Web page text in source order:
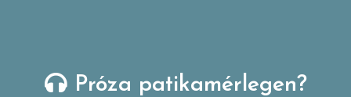
Próza patikamérlegen?